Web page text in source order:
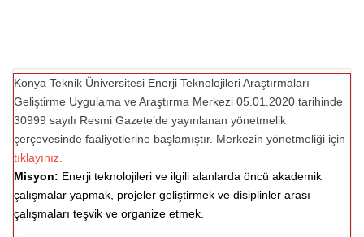
Konya Teknik Üniversitesi Enerji Teknolojileri Araştırmaları
Geliştirme Uygulama ve Araştırma Merkezi 05.01.2020 tarihinde
30999 sayılı Resmi Gazete’de yayınlanan yönetmelik
çerçevesinde faaliyetlerine başlamıştır. Merkezin yönetmeliği için
tıklayınız.
Misyon: Enerji teknolojileri ve ilgili alanlarda öncü akademik
çalışmalar yapmak, projeler geliştirmek ve disiplinler arası
çalışmaları teşvik ve organize etmek.